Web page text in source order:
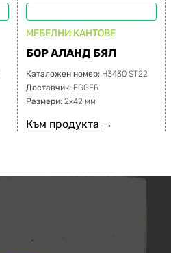
МЕБЕЛНИ КАНТОВЕ
БОР АЛАНД БЯЛ
Каталожен номер: H3430 ST22
Доставчик: EGGER
Размери: 2х42 мм
Към продукта →